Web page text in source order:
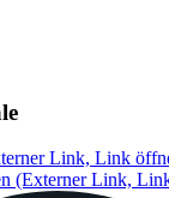
Link, Link
(Externer Link,